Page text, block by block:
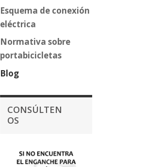
Esquema de conexión
eléctrica
Normativa sobre
portabicicletas
Blog
CONSÚLTEN
OS